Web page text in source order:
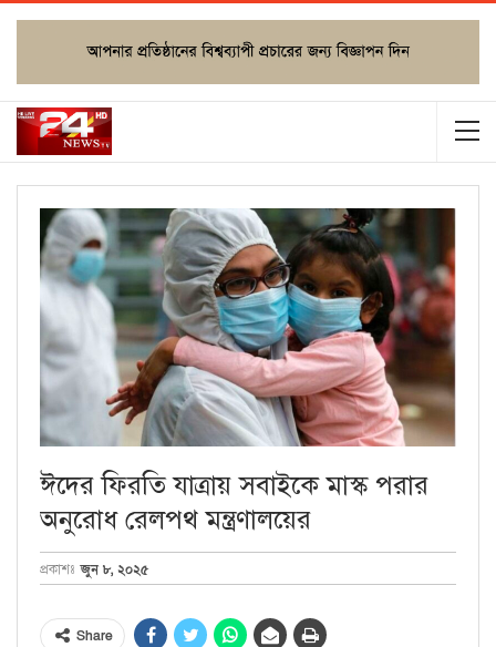
ঈদের ফিরতি যাত্রায় সবাইকে মাস্ক পরার
অনুরোধ রেলপথ মন্ত্রণালয়ের
প্রকাশঃ জুন ৮, ২০২৫
Share